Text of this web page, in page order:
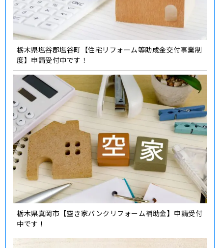
栃木県塩谷郡塩谷町【住宅リフォーム等助成金交付事業制
度】申請受付中です！
栃木県真岡市【空き家バンクリフォーム補助金】申請受付
中です！